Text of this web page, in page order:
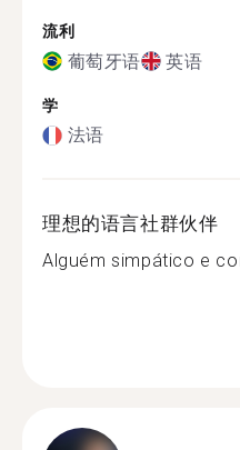
流利
葡萄牙语 英语
学
法语
理想的语言社群伙伴
Alguém simpático e